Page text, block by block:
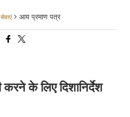
सेवाएं आय प्रमाण पत्र
के लिए दिशानिर्देश